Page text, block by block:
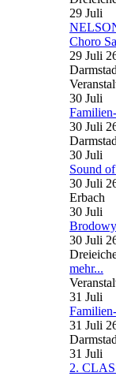
29 Juli
Choro
29 Juli
30 Juli
30 Juli
30 Juli
Sound
30 Juli
Erbach
30 Juli
30 Juli
mehr...
31 Juli
31 Juli
31 Juli
2.